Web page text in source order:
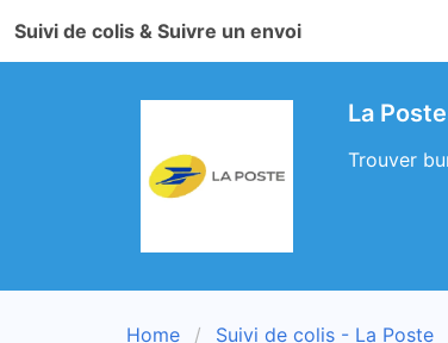
Suivi de colis & Suivre un envoi
La
Trouver
Home Suivi de colis - La Poste